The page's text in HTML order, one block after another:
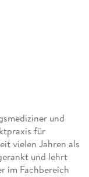
und
für
vielen Jahren als
und lehrt
im Fachbereich